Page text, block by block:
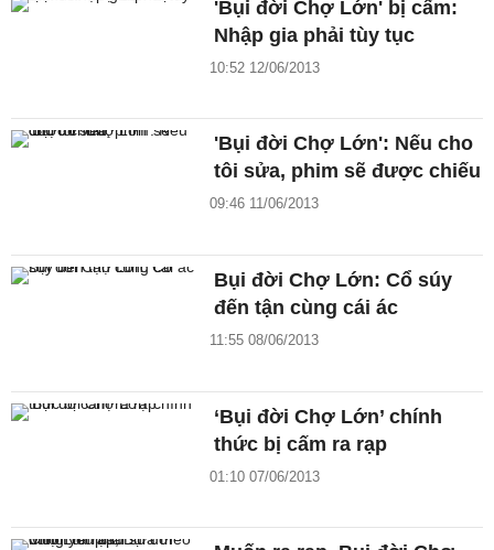
'Bụi đời Chợ Lớn' bị cấm:
Nhập gia phải tùy tục
10:52 12/06/2013
'Bụi đời Chợ Lớn': Nếu cho
tôi sửa, phim sẽ được chiếu
09:46 11/06/2013
Bụi đời Chợ Lớn: Cổ súy
đến tận cùng cái ác
11:55 08/06/2013
‘Bụi đời Chợ Lớn’ chính
thức bị cấm ra rạp
01:10 07/06/2013